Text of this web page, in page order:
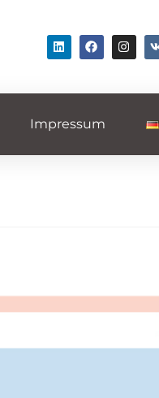
Impressum